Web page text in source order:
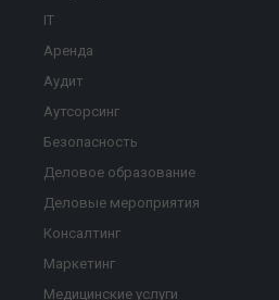
IT
Аренда
Аудит
Аутсорсинг
Безопасность
Деловое образование
Деловые мероприятия
Консалтинг
Маркетинг
Медицинские услуги